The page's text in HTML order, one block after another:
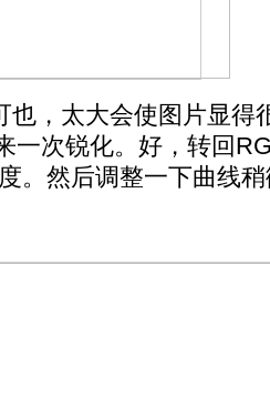
也，太大会使图片显得
一次锐化。好，转回
。然后调整一下曲线